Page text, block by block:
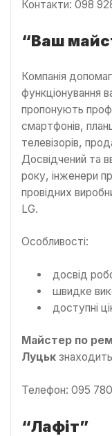
Контакти: 098
“Ваш
Компанія
функціонування
пропонують
смартфонів,
телевізорів,
Досвідчений та
року, інженери
провідних
LG.
Особливості:
досвід
швидке
доступні
Майстер по
Луцьк
Телефон: 095
“Лафіт”